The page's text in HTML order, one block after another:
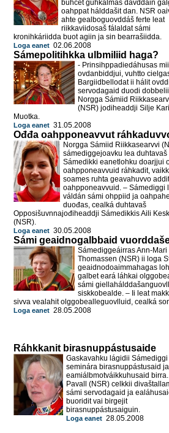
buhcet guhkálmas dávddain
oahppat hálddašit dan. NSR
ahte gealboguovddáš ferte leat
riikkaviidosaš fálaldat sámi
kronihkáriidda buot agiin ja sin bearrašiidda.
Loga eanet 02.06.2008
Sámepolitihkka ulbmiliid haga?
- Prinsihppadiedáhusas
ovdanbiddjui, vuhtto
Bargiidbellodat ii hálit
servodagaid duodi
Norgga Sámiid
(NSR) jodiheaddji Silje
Muotka.
Loga eanet 31.05.2008
Ođđa oahpponeavvut
Norgga Sámiid Riikkasearvvi
sámediggejoavku lea duhtavaš
Sámedikki eanetlohku doarjjui
oahpponeavvuid ráhkadit,
soames ruhta geavahuvvo
oahpponeavvuid. – Sámediggi
váldán sámi ohppiid ja
duođas, cealká duhtavaš
Opposišuvnnajođiheaddji Sámedikkis Aili
(NSR).
Loga eanet 30.05.2008
Sámi geaidnogalbbaid
Sámediggeáirras Ann-Mari
Thomassen (NSR) ii loga
geaidnodoaimmahagas
galbet eará láhkai
sámi
siskkobealde. – Ii leat
sivva vealahit olggobealleguovlluid, cealká
Loga eanet 28.05.2008
Ráhkkanit birasnuppástusaide
Gaskavahku lágidii Sámediggi
seminára birasnuppástusaid ja
eamiálbmotváikkuhusaid
Pavall (NSR) celkkii
sámi servodagaid ja
buoridit vai birgejit
birasnuppástusaiguin.
Loga eanet 28.05.2008